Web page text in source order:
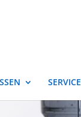
SERVICE